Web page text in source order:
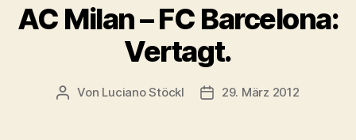
AC Milan – FC Barcelona:
Vertagt.
Beitragsautor
Von Luciano Stöckl Beitragsdatum
29. März 2012